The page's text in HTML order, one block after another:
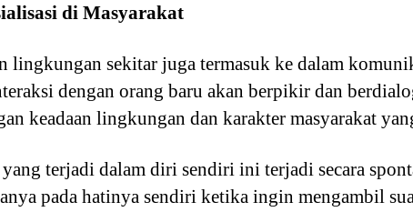
di Masyarakat
lingkungan sekitar juga termasuk ke dalam
dengan orang baru akan berpikir dan
keadaan lingkungan dan karakter masyarakat
terjadi dalam diri sendiri ini terjadi secara
pada hatinya sendiri ketika ingin mengambil